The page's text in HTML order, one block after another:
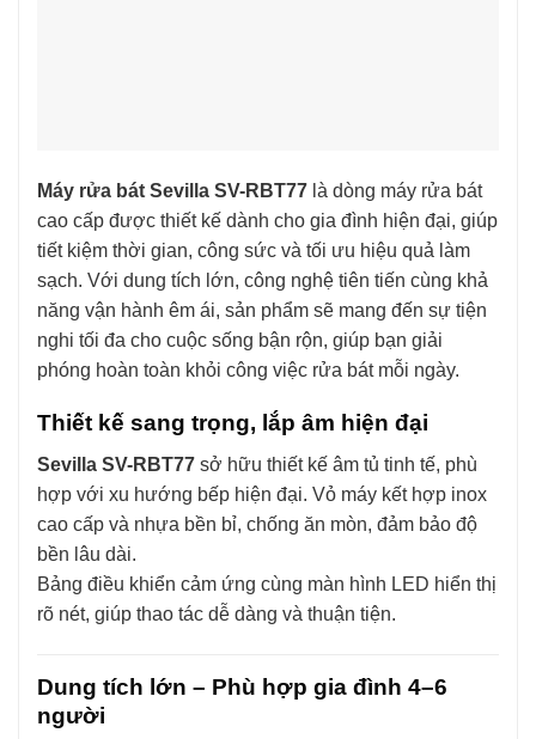
Máy rửa bát Sevilla SV-RBT77 là dòng máy rửa bát
cao cấp được thiết kế dành cho gia đình hiện đại, giúp
tiết kiệm thời gian, công sức và tối ưu hiệu quả làm
sạch. Với dung tích lớn, công nghệ tiên tiến cùng khả
năng vận hành êm ái, sản phẩm sẽ mang đến sự tiện
nghi tối đa cho cuộc sống bận rộn, giúp bạn giải
phóng hoàn toàn khỏi công việc rửa bát mỗi ngày.
Thiết kế sang trọng, lắp âm hiện đại
Sevilla SV-RBT77 sở hữu thiết kế âm tủ tinh tế, phù
hợp với xu hướng bếp hiện đại. Vỏ máy kết hợp inox
cao cấp và nhựa bền bỉ, chống ăn mòn, đảm bảo độ
bền lâu dài.
Bảng điều khiển cảm ứng cùng màn hình LED hiển thị
rõ nét, giúp thao tác dễ dàng và thuận tiện.
Dung tích lớn – Phù hợp gia đình 4–6
người